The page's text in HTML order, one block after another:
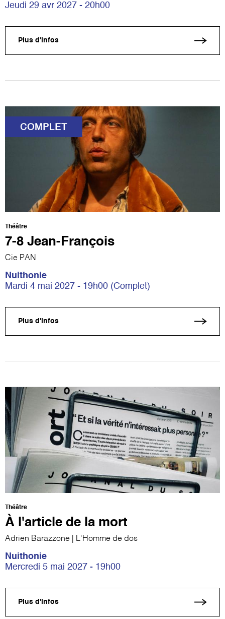
Jeudi 29 avr 2027 - 20h00
Plus d'infos
COMPLET
Théâtre
7-8 Jean-François
Cie PAN
Nuithonie
Mardi 4 mai 2027 - 19h00 (Complet)
Plus d'infos
Théâtre
À l'article de la mort
Adrien Barazzone | L'Homme de dos
Nuithonie
Mercredi 5 mai 2027 - 19h00
Plus d'infos